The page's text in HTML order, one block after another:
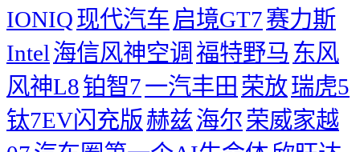
IONIQ现代汽车 启境GT7赛力斯
Intel 海信风神空调 福特野马 东风
风神L8铂智7一汽丰田 荣放瑞虎5
钛7EV闪充版赫兹海尔荣威家越